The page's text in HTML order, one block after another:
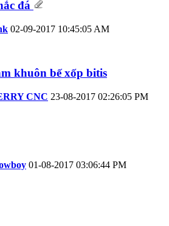
đá
02-09-2017 10:45:05 AM
khuôn bế xốp bitis
CNC 23-08-2017 02:26:05 PM
01-08-2017 03:06:44 PM